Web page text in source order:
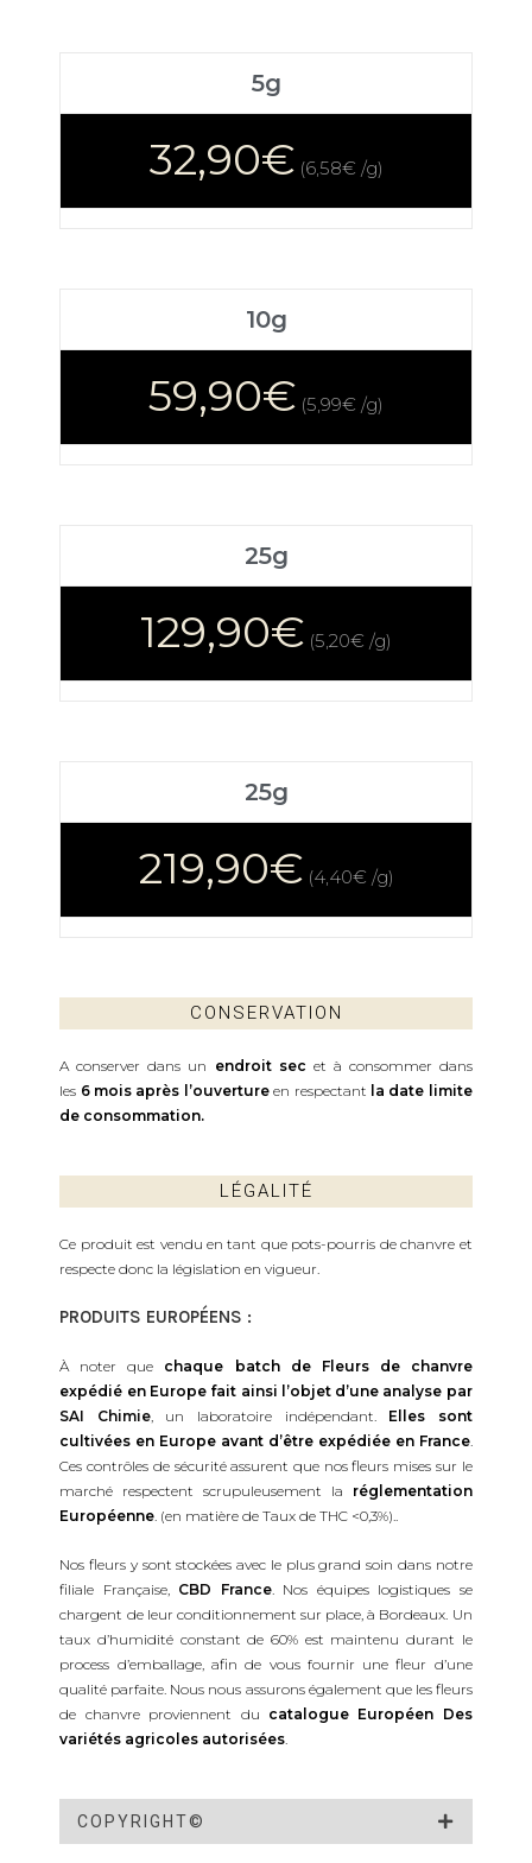
5g
32,90€ (6,58€ /g)
10g
59,90€ (5,99€ /g)
25g
129,90€ (5,20€ /g)
25g
219,90€ (4,40€ /g)
CONSERVATION
A conserver dans un endroit sec et à consommer dans
les 6 mois après l’ouvertureen respectant la date limite
de consommation.
LÉGALITÉ
Ce produit est vendu en tant que pots-pourris de chanvre et
respecte donc la législation en vigueur.
PRODUITS EUROPÉENS :
À noter que chaque batch de Fleurs de chanvre
expédié en Europe fait ainsi l’objet d’une analyse par
SAI Chimie, un laboratoire indépendant. Elles sont
cultivées en Europe avant d’être expédiée en France.
Ces contrôles de sécurité assurent que nos fleurs mises sur le
marché respectent scrupuleusement la réglementation
Européenne. (en matière de Taux de THC <0,3%)..
Nos fleurs y sont stockées avec le plus grand soin dans notre
filiale Française, CBD France. Nos équipes logistiques se
chargent de leur conditionnement sur place, à Bordeaux. Un
taux d’humidité constant de 60% est maintenu durant le
process d’emballage, afin de vous fournir une fleur d’une
qualité parfaite. Nous nous assurons également que les fleurs
de chanvre proviennent du catalogue Européen Des
variétés agricoles autorisées.
COPYRIGHT©